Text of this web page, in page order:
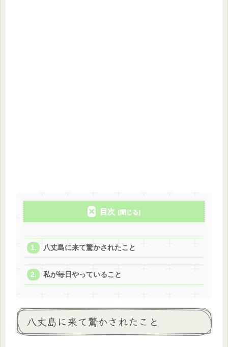
目次
八丈島に来て驚かされたこと
私が毎日やっていること
八丈島に来て驚かされたこと